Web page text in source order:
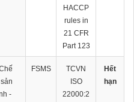
HACCP
rules in
21 CFR
Part 123
-
FSMS
TCVN
ISO
22000:2
Hết
hạn